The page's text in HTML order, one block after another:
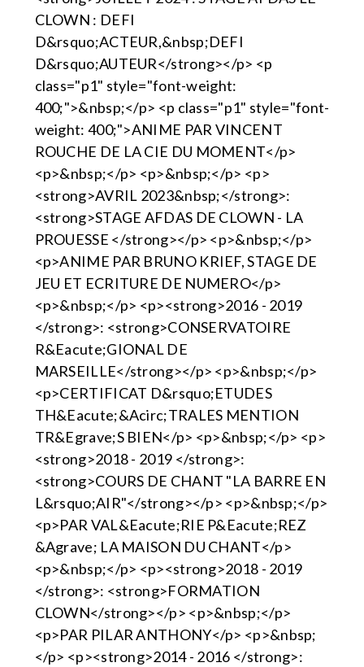
CLOWN : DEFI
D&rsquo;ACTEUR,&nbsp;DEFI
D&rsquo;AUTEUR</strong></p> <p
class="p1" style="font-weight:
400;">&nbsp;</p> <p class="p1" style="font-
weight: 400;">ANIME PAR VINCENT
ROUCHE DE LA CIE DU MOMENT</p>
<p>&nbsp;</p> <p>&nbsp;</p> <p>
<strong>AVRIL 2023&nbsp;</strong>:
<strong>STAGE AFDAS DE CLOWN - LA
PROUESSE </strong></p> <p>&nbsp;</p>
<p>ANIME PAR BRUNO KRIEF, STAGE DE
JEU ET ECRITURE DE NUMERO</p>
<p>&nbsp;</p> <p><strong>2016 - 2019
</strong>: <strong>CONSERVATOIRE
R&Eacute;GIONAL DE
MARSEILLE</strong></p> <p>&nbsp;</p>
<p>CERTIFICAT D&rsquo;ETUDES
TH&Eacute;&Acirc;TRALES MENTION
TR&Egrave;S BIEN</p> <p>&nbsp;</p> <p>
<strong>2018 - 2019 </strong>:
<strong>COURS DE CHANT "LA BARRE EN
L&rsquo;AIR"</strong></p> <p>&nbsp;</p>
<p>PAR VAL&Eacute;RIE P&Eacute;REZ
&Agrave; LA MAISON DU CHANT</p>
<p>&nbsp;</p> <p><strong>2018 - 2019
</strong>: <strong>FORMATION
CLOWN</strong></p> <p>&nbsp;</p>
<p>PAR PILAR ANTHONY</p> <p>&nbsp;
</p> <p><strong>2014 - 2016 </strong>: